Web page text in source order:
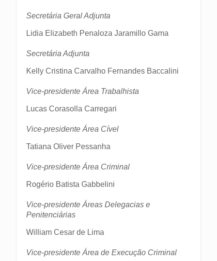
Secretária Geral Adjunta
Lidia Elizabeth Penaloza Jaramillo Gama
Secretária Adjunta
Kelly Cristina Carvalho Fernandes Baccalini
Vice-presidente Área Trabalhista
Lucas Corasolla Carregari
Vice-presidente Área Cível
Tatiana Oliver Pessanha
Vice-presidente Área Criminal
Rogério Batista Gabbelini
Vice-presidente Áreas Delegacias e
Penitenciárias
William Cesar de Lima
Vice-presidente Área de Execução Criminal